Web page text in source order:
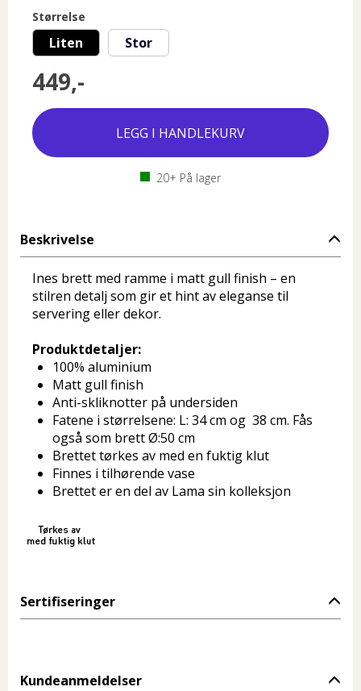
Størrelse
Liten Stor
449,-
20+ På lager
Beskrivelse
Ines brett med ramme i matt gull finish – en
stilren detalj som gir et hint av eleganse til
servering eller dekor.
Produktdetaljer:
100% aluminium
Matt gull finish
Anti-skliknotter på undersiden
Fatene i størrelsene: L: 34 cm og 38 cm. Fås
også som brett Ø:50 cm
Brettet tørkes av med en fuktig klut
Finnes i tilhørende vase
Brettet er en del av Lama sin kolleksjon
Sertifiseringer
Kundeanmeldelser